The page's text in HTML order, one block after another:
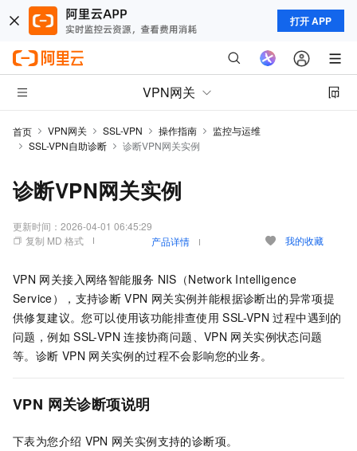
打开 APP
VPN网关
首页 VPN网关 SSL-VPN 操作指南
监控与运维
SSL-VPN自助诊断
诊断VPN网关实例
诊断VPN网关实例
更新时间： 2026-04-01 06:45:29
复制 MD 格式
产品详情 我的收藏
VPN 网关接入网络智能服务 NIS（Network Intelligence
Service），支持诊断 VPN 网关实例并能根据诊断出的异常项提
供修复建议。您可以使用该功能排查使用 SSL-VPN 过程中遇到的
问题，例如 SSL-VPN 连接协商问题、VPN 网关实例状态问题
等。诊断 VPN 网关实例的过程不会影响您的业务。
VPN 网关诊断项说明
下表为您介绍 VPN 网关实例支持的诊断项。